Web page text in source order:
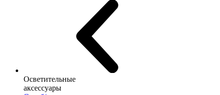
Осветительные
аксессуары